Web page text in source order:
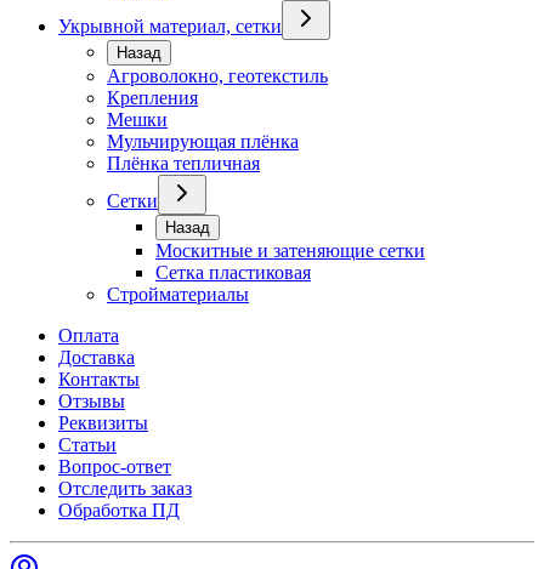
Укрывной материал, сетки
Назад
Агроволокно, геотекстиль
Крепления
Мешки
Мульчирующая плёнка
Плёнка тепличная
Сетки
Назад
Москитные и затеняющие сетки
Сетка пластиковая
Стройматериалы
Оплата
Доставка
Контакты
Отзывы
Реквизиты
Статьи
Вопрос-ответ
Отследить заказ
Обработка ПД